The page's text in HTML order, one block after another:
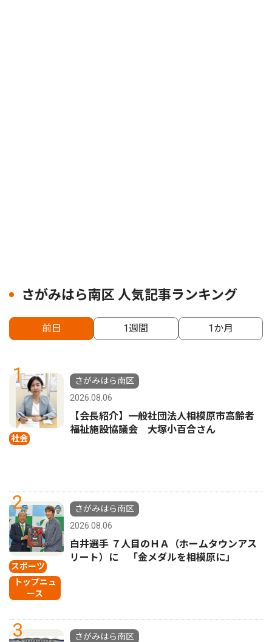
さがみはら南区 人気記事ランキング
前日 1週間 1か月
1
社会
さがみはら南区
2026.08.06
【会長紹介】一般社団法人相模原市高齢者
福祉施設協議会 大塚小百合さん
2
スポーツ
トップニュ
ース
さがみはら南区
2026.08.06
白井選手 ７人目のＨＡ（ホームタウンアス
リート）に 「金メダルを相模原に」
3
さがみはら南区